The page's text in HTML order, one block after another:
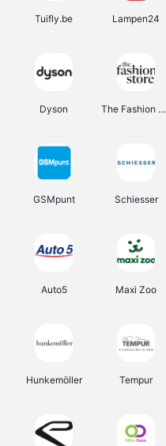
Tuifly.be Lampen24
Dyson The Fashion Store
GSMpunt Schiesser
Auto5 Maxi Zoo
Hunkemöller Tempur